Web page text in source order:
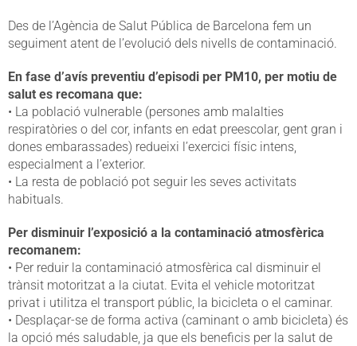
Des de l’Agència de Salut Pública de Barcelona fem un
seguiment atent de l’evolució dels nivells de contaminació.
En fase d’avís preventiu d’episodi per PM10, per motiu de
salut es recomana que:
• La població vulnerable (persones amb malalties
respiratòries o del cor, infants en edat preescolar, gent gran i
dones embarassades) redueixi l’exercici físic intens,
especialment a l’exterior.
• La resta de població pot seguir les seves activitats
habituals.
Per disminuir l’exposició a la contaminació atmosfèrica
recomanem:
• Per reduir la contaminació atmosfèrica cal disminuir el
trànsit motoritzat a la ciutat. Evita el vehicle motoritzat
privat i utilitza el transport públic, la bicicleta o el caminar.
• Desplaçar-se de forma activa (caminant o amb bicicleta) és
la opció més saludable, ja que els beneficis per la salut de